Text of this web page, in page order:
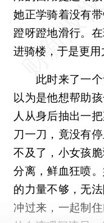
她正学骑着没有
蹬呀蹬地滑行。
进骑楼，于是更用
此时来了一个
以为是他想帮助
人从身后抽出一
刀一刀，竟没有
不及了，小女孩
分离，鲜血狂喷
的力量不够，无
冲过来，一起制